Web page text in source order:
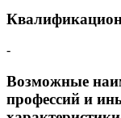
-
Возможные
профессий и